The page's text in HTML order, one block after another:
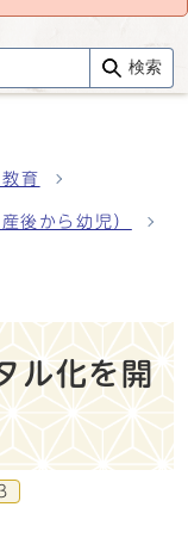
検索
育
後から幼児）
ル化を開